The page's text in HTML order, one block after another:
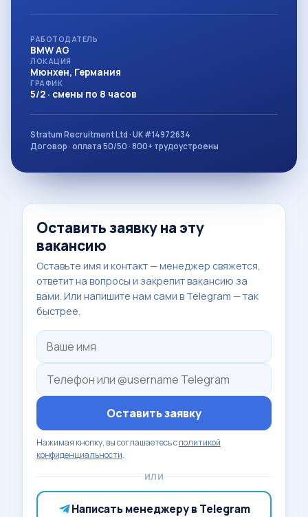
Оставить заявку на эту
вакансию
Оставьте имя и контакт — менеджер свяжется,
ответит на вопросы и закрепит вакансию за
вами. Или напишите нам сами в Telegram — так
быстрее.
Оставить заявку
Нажимая кнопку, вы соглашаетесь сполитикой
конфиденциальности.
ИЛИ
Написать менеджеру в Telegram
РАБОТОДАТЕЛЬ
BMW AG
ЛОКАЦИЯ
Мюнхен, Германия
ГРАФИК
5/2 · смены по 8 часов
Stratum Recruitment Ltd · UK #14972634
Договор · оплата 50/50 · 800+ трудоустроены